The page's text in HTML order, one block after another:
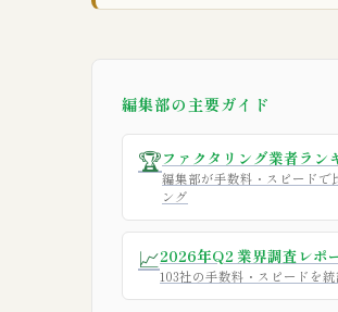
編集部の主要ガイド
🏆ファクタリング業者ラン
編集部が手数料・スピードで
ング
📈2026年Q2 業界調査レポ
103社の手数料・スピードを